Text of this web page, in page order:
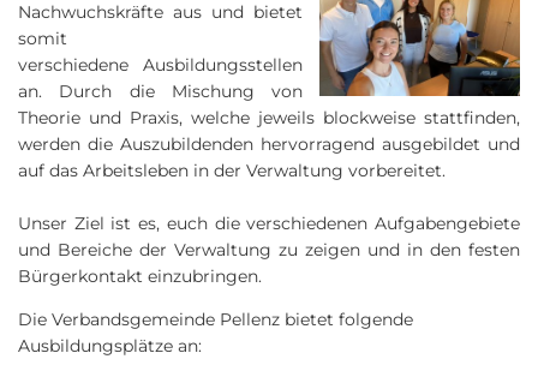
Nachwuchskräfte aus und bietet
somit
verschiedene Ausbildungsstellen
an. Durch die Mischung von
Theorie und Praxis, welche jeweils blockweise stattfinden,
werden die Auszubildenden hervorragend ausgebildet und
auf das Arbeitsleben in der Verwaltung vorbereitet.
Unser Ziel ist es, euch die verschiedenen Aufgabengebiete
und Bereiche der Verwaltung zu zeigen und in den festen
Bürgerkontakt einzubringen.
Die Verbandsgemeinde Pellenz bietet folgende
Ausbildungsplätze an: